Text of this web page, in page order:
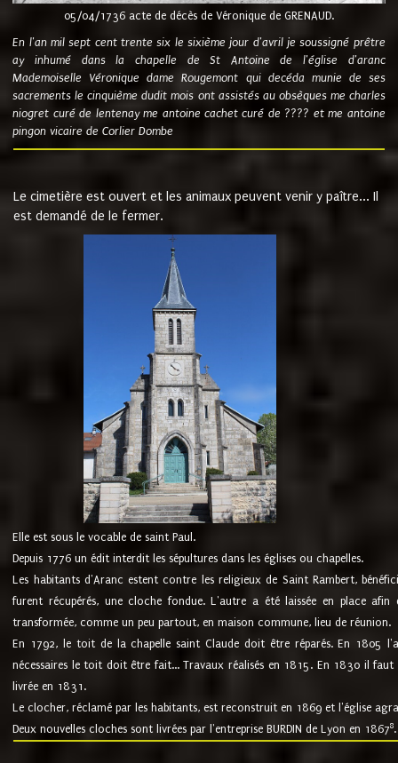
05/04/1736 acte de décès de Véronique de GRENAUD.
En l'an mil sept cent trente six le sixième jour d'avril je soussigné prêtre
ay inhumé dans la chapelle de St Antoine de l'église d'aranc
Mademoiselle Véronique dame Rougemont qui decéda munie de ses
sacrements le cinquième dudit mois ont assistés au obsèques me charles
niogret curé de lentenay me antoine cachet curé de ???? et me antoine
pingon vicaire de Corlier Dombe
Le cimetière est ouvert et les animaux peuvent venir y paître... Il
est demandé de le fermer.
Elle est sous le vocable de saint Paul.
Depuis 1776 un édit interdit les sépultures dans les églises ou chapelles.
Les habitants d'Aranc estent contre les religieux de Saint Rambert,
furent récupérés, une cloche fondue. L'autre a été laissée en place
transformée, comme un peu partout, en maison commune, lieu de réunion.
En 1792, le toit de la chapelle saint Claude doit être réparés. En 1805
nécessaires le toit doit être fait... Travaux réalisés en 1815. En 1830 il
livrée en 1831.
Le clocher, réclamé par les habitants, est reconstruit en 1869 et l'église
Deux nouvelles cloches sont livrées par l'entreprise BURDIN de Lyon en 18678.